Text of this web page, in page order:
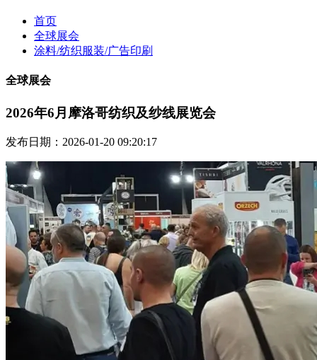
首页
全球展会
涂料/纺织服装/广告印刷
全球展会
2026年6月摩洛哥纺织及纱线展览会
发布日期：2026-01-20 09:20:17